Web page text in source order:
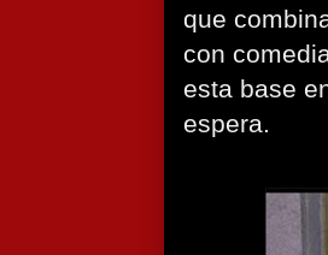
que
con
esta base
espera.